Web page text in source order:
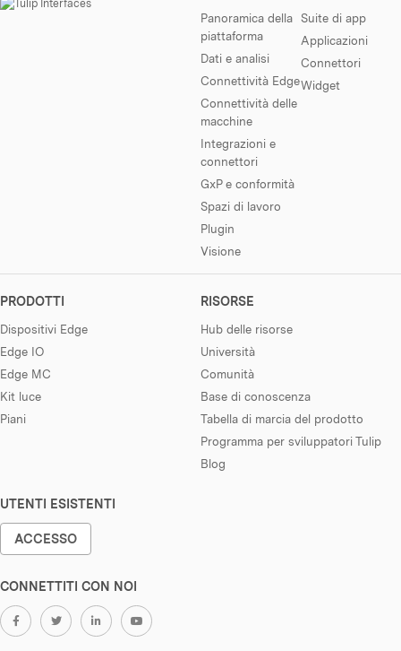
Panoramica della
piattaforma
Dati e analisi
Connettività Edge
Connettività delle
macchine
Integrazioni e
connettori
GxP e conformità
Spazi di lavoro
Plugin
Visione
Suite di app
Applicazioni
Connettori
Widget
PRODOTTI
Dispositivi Edge
Edge IO
Edge MC
Kit luce
Piani
RISORSE
Hub delle risorse
Università
Comunità
Base di conoscenza
Tabella di marcia del prodotto
Programma per sviluppatori Tulip
Blog
UTENTI ESISTENTI
ACCESSO
CONNETTITI CON NOI